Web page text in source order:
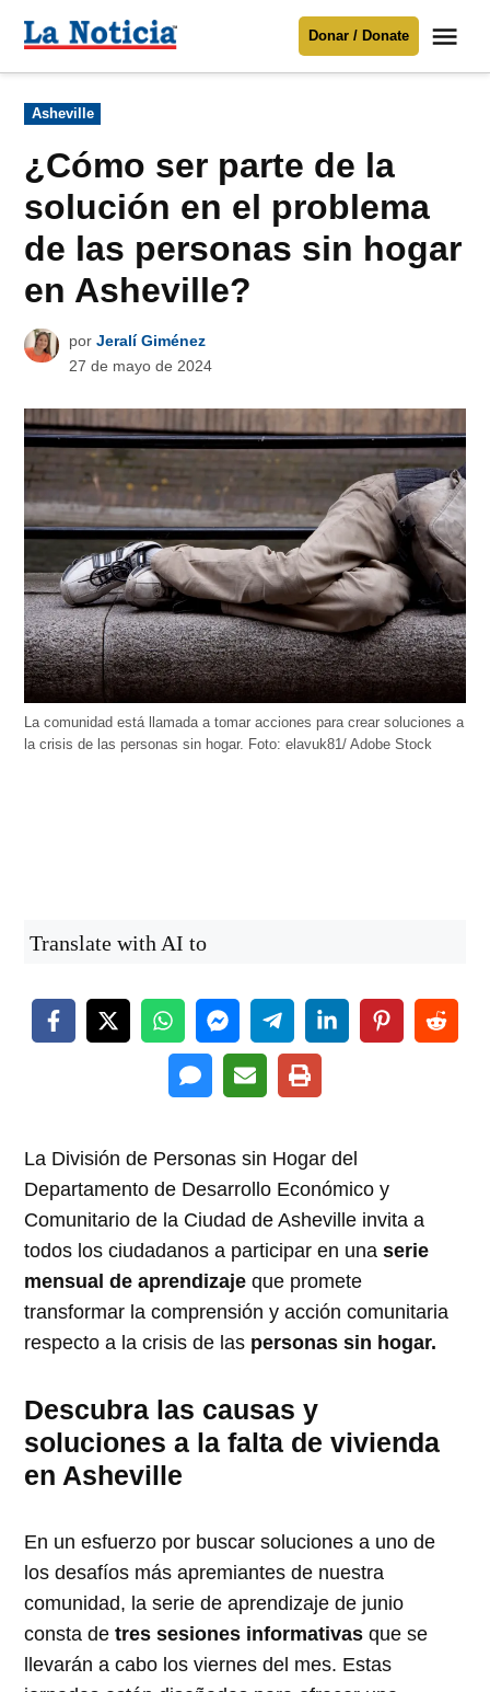
Para mantenerte informado necesitamos
Donar
contenido
Noticia
Donar / Donate
Publicado
en
Asheville
¿Cómo ser parte de la
solución en el problema
de las personas sin hogar
en Asheville?
por Jeralí Giménez
27 de mayo de 2024
La comunidad está llamada a tomar acciones para crear soluciones a
la crisis de las personas sin hogar. Foto: elavuk81/ Adobe Stock
Translate with AI to
La División de Personas sin Hogar del
Departamento de Desarrollo Económico y
Comunitario de la Ciudad de Asheville invita a
todos los ciudadanos a participar en unaserie
mensual de aprendizaje que promete
transformar la comprensión y acción comunitaria
respecto a la crisis de las personas sin hogar.
Descubra las causas y
soluciones a la falta de vivienda
en Asheville
En un esfuerzo por buscar soluciones a uno de
los desafíos más apremiantes de nuestra
comunidad, la serie de aprendizaje de junio
consta detres sesiones informativasque se
llevarán a cabo los viernes del mes. Estas